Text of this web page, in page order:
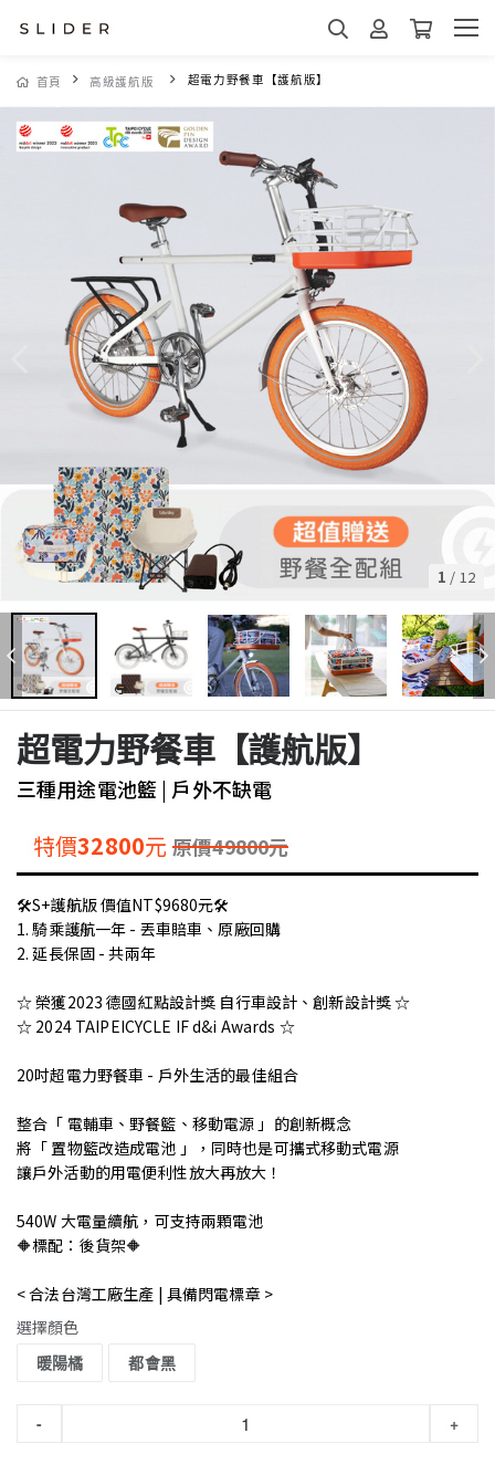
首頁 高級護航版 超電力野餐車【護航版】
1 / 12
超電力野餐車【護航版】
三種用途電池籃 | 戶外不缺電
特價32800元 原價49800元
🛠️S+護航版 價值NT$9680元🛠️
1. 騎乘護航一年 - 丟車賠車、原廠回購
2. 延長保固 - 共兩年
☆ 榮獲2023 德國紅點設計獎 自行車設計、創新設計獎 ☆
☆ 2024 TAIPEICYCLE IF d&i Awards ☆
20吋超電力野餐車 - 戶外生活的最佳組合
整合「 電輔車、野餐籃、移動電源 」的創新概念
將「 置物籃改造成電池 」，同時也是可攜式移動式電源
讓戶外活動的用電便利性放大再放大！
540W 大電量續航，可支持兩顆電池
🔶標配：後貨架🔶
< 合法台灣工廠生產 | 具備閃電標章 >
選擇顏色
暖陽橘
都會黑
- +